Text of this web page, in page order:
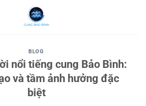
BLOG
nổi tiếng cung Bảo Bình:
và tầm ảnh hưởng đặc
biệt